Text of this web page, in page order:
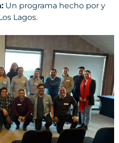
Un programa hecho por y
Lagos.